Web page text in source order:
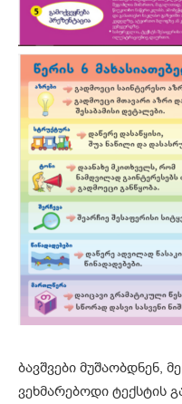
ბავშვები მუშაობდნენ,
ვეხმარებოდი ტექსტის